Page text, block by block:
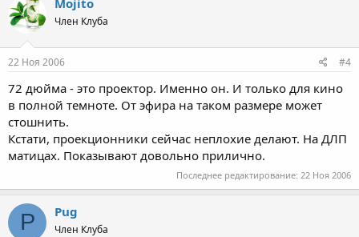
Член Клуба
22 Ноя 2006 #4
72 дюйма - это проектор. Именно он. И только для кино
в полной темноте. От эфира на таком размере может
стошнить.
Кстати, проекционники сейчас неплохие делают. На ДЛП
матицах. Показывают довольно прилично.
Последнее редактирование: 22 Ноя 2006
P Pug
Член Клуба